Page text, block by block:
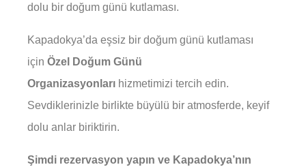
dolu bir doğum günü kutlaması.
Kapadokya’da eşsiz bir doğum günü kutlaması
için Özel Doğum Günü
Organizasyonları hizmetimizi tercih edin.
Sevdiklerinizle birlikte büyülü bir atmosferde, keyif
dolu anlar biriktirin.
Şimdi rezervasyon yapın ve Kapadokya’nın